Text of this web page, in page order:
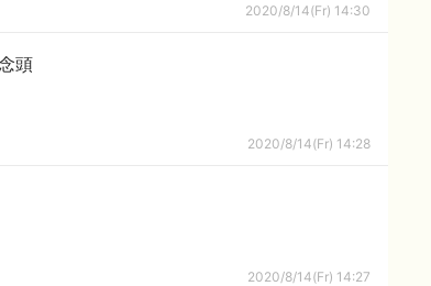
2020/8/14(Fr) 14:30
頭
2020/8/14(Fr) 14:28
2020/8/14(Fr) 14:27